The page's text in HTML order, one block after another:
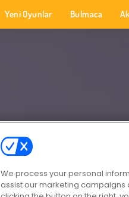
Yeni Oyunlar Bulmaca
We process your personal
assist our marketing